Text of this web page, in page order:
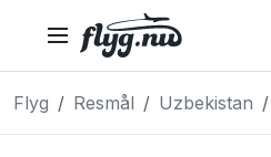
Flyg Resmål Uzbekistan